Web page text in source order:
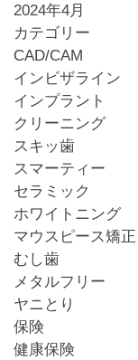
2024年4月
カテゴリー
CAD/CAM
インビザライン
インプラント
クリーニング
スキッ歯
スマーティー
セラミック
ホワイトニング
マウスピース矯正
むし歯
メタルフリー
ヤニとり
保険
健康保険